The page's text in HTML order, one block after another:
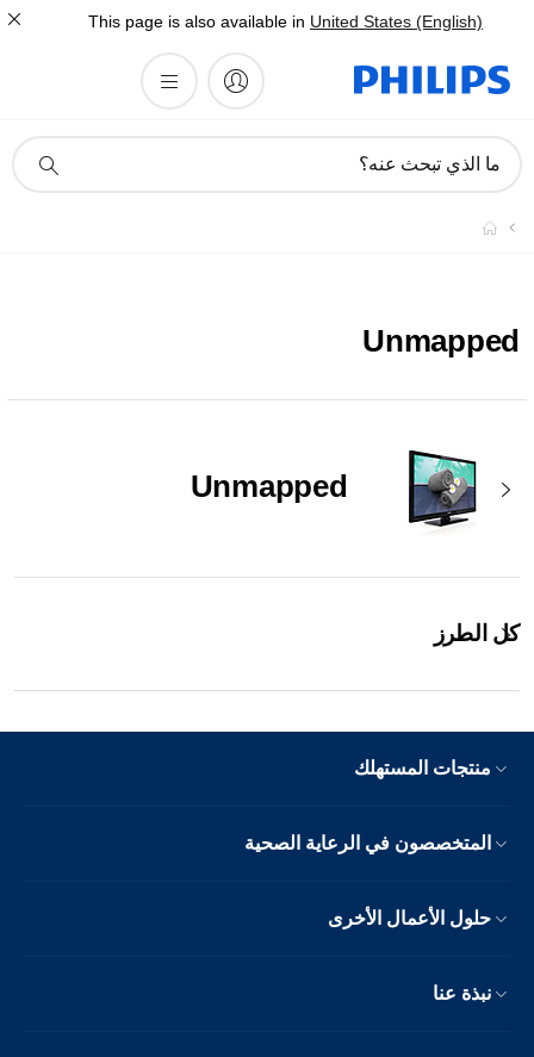
This page is also available in United States (English)
دعم
ما الذي تبحث عنه؟
Unmapped
Unmapped
كل الطرز
منتجات المستهلك
المتخصصون في الرعاية الصحية
حلول الأعمال الأخرى
نبذة عنا